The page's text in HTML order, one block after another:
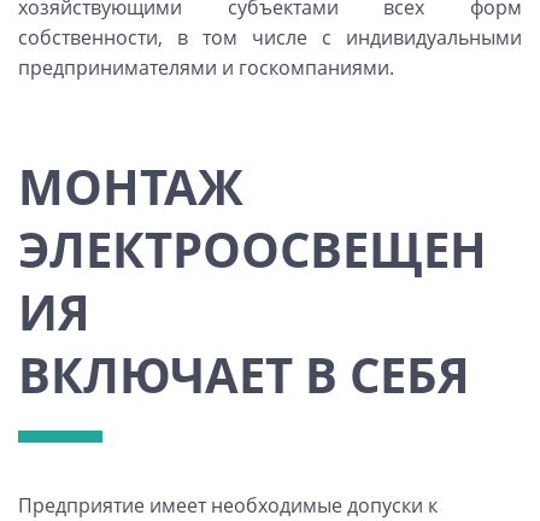
хозяйствующими субъектами всех форм
собственности, в том числе с индивидуальными
предпринимателями и госкомпаниями.
МОНТАЖ
ЭЛЕКТРООСВЕЩЕН
ИЯ
ВКЛЮЧАЕТ В СЕБЯ
Предприятие имеет необходимые допуски к